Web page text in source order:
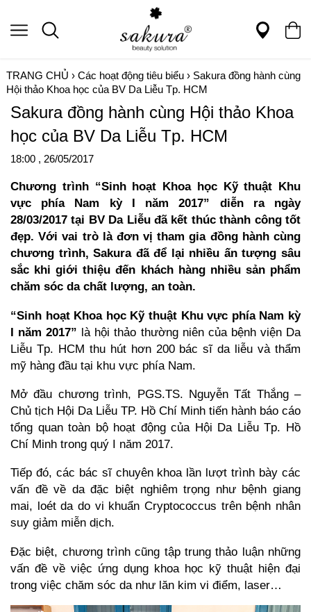
TRANG CHỦ › Các hoạt động tiêu biểu › Sakura đồng hành cùng
Hội thảo Khoa học của BV Da Liễu Tp. HCM
Sakura đồng hành cùng Hội thảo Khoa
học của BV Da Liễu Tp. HCM
18:00 , 26/05/2017
Chương trình “Sinh hoạt Khoa học Kỹ thuật Khu
vực phía Nam kỳ I năm 2017” diễn ra ngày
28/03/2017 tại BV Da Liễu đã kết thúc thành công tốt
đẹp. Với vai trò là đơn vị tham gia đồng hành cùng
chương trình, Sakura đã để lại nhiều ấn tượng sâu
sắc khi giới thiệu đến khách hàng nhiều sản phẩm
chăm sóc da chất lượng, an toàn.
“Sinh hoạt Khoa học Kỹ thuật Khu vực phía Nam kỳ
I năm 2017” là hội thảo thường niên của bệnh viện Da
Liễu Tp. HCM thu hút hơn 200 bác sĩ da liễu và thẩm
mỹ hàng đầu tại khu vực phía Nam.
Mở đầu chương trình, PGS.TS. Nguyễn Tất Thắng –
Chủ tịch Hội Da Liễu TP. Hồ Chí Minh tiến hành báo cáo
tổng quan toàn bộ hoạt động của Hội Da Liễu Tp. Hồ
Chí Minh trong quý I năm 2017.
Tiếp đó, các bác sĩ chuyên khoa lần lượt trình bày các
vấn đề về da đặc biệt nghiêm trọng như bệnh giang
mai, loét da do vi khuẩn Cryptococcus trên bệnh nhân
suy giảm miễn dịch.
Đặc biệt, chương trình cũng tập trung thảo luận những
vấn đề về việc ứng dụng khoa học kỹ thuật hiện đại
trong việc chăm sóc da như lăn kim vi điểm, laser…